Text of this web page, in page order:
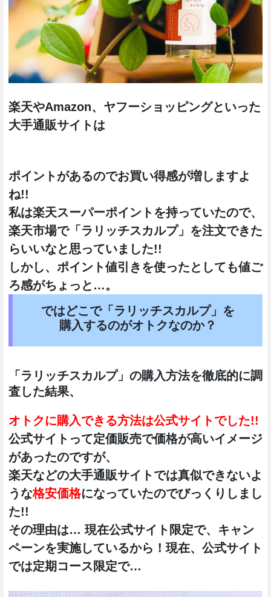
楽天やAmazon、ヤフーショッピングといった
大手通販サイトは
ポイントがあるのでお買い得感が増しますよ
ね!!
私は楽天スーパーポイントを持っていたので、
楽天市場で「ラリッチスカルプ」を注文できた
らいいなと思っていました!!
しかし、ポイント値引きを使ったとしても値ご
ろ感がちょっと…。
ではどこで「ラリッチスカルプ」を
購入するのがオトクなのか？
「ラリッチスカルプ」の購入方法を徹底的に調
査した結果、
オトクに購入できる方法は公式サイトでした!!
公式サイトって定価販売で価格が高いイメージ
があったのですが、
楽天などの大手通販サイトでは真似できないよ
うな格安価格になっていたのでびっくりしまし
た!!
その理由は… 現在公式サイト限定で、キャン
ペーンを実施しているから！現在、公式サイト
では定期コース限定で…